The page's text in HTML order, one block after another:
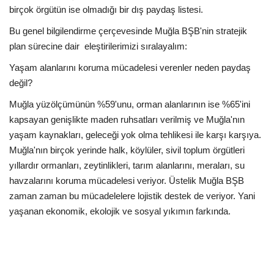
birçok örgütün ise olmadığı bir dış paydaş listesi.
Bu genel bilgilendirme çerçevesinde Muğla BŞB'nin stratejik
plan sürecine dair eleştirilerimizi sıralayalım:
Yaşam alanlarını koruma mücadelesi verenler neden paydaş
değil?
Muğla yüzölçümünün %59'unu, orman alanlarının ise %65'ini
kapsayan genişlikte maden ruhsatları verilmiş ve Muğla'nın
yaşam kaynakları, geleceği yok olma tehlikesi ile karşı karşıya.
Muğla'nın birçok yerinde halk, köylüler, sivil toplum örgütleri
yıllardır ormanları, zeytinlikleri, tarım alanlarını, meraları, su
havzalarını koruma mücadelesi veriyor. Üstelik Muğla BŞB
zaman zaman bu mücadelelere lojistik destek de veriyor. Yani
yaşanan ekonomik, ekolojik ve sosyal yıkımın farkında.